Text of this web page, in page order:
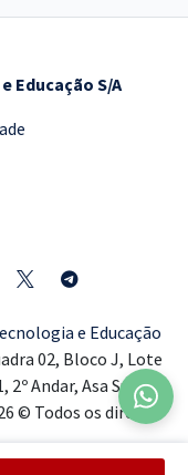
Educação S/A
e Educação
02, Bloco J, Lote
Andar, Asa Sul,
© Todos os direitos